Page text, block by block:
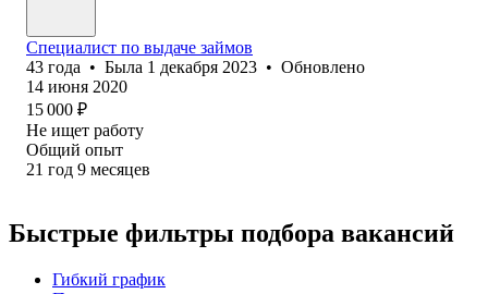
Специалист по выдаче займов
43 года • Была 1 декабря 2023 • Обновлено
14 июня 2020
15 000 ₽
Не ищет работу
Общий опыт
21 год 9 месяцев
Быстрые фильтры подбора вакансий
Гибкий график